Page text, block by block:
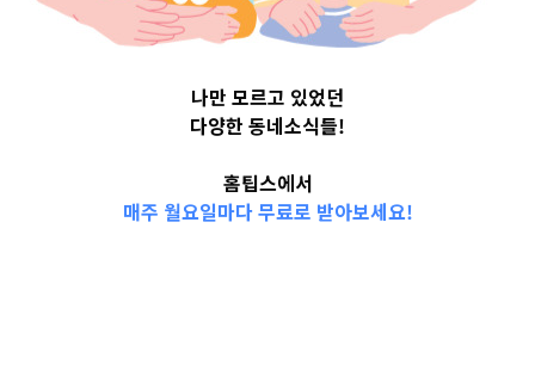
나만 모르고 있었던
다양한 동네소식들!
홈팁스에서
매주 월요일마다 무료로 받아보세요!